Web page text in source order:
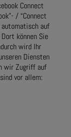
Connect
/ “Connect
auf
können Sie
wird Ihr
Diensten
wir Zugriff auf
vor allem: